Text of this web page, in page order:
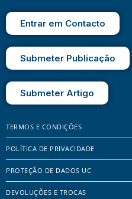
Entrar em Contacto
Submeter Publicação
Submeter Artigo
TERMOS E CONDIÇÕES
POLÍTICA DE PRIVACIDADE
PROTEÇÃO DE DADOS UC
DEVOLUÇÕES E TROCAS